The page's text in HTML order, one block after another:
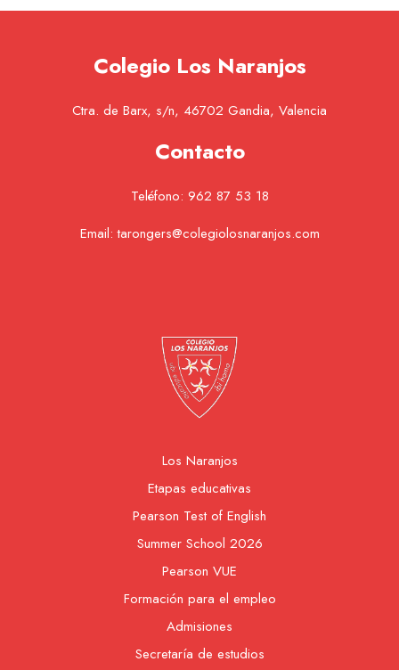
Colegio Los Naranjos
Ctra. de Barx, s/n, 46702 Gandia, Valencia
Contacto
Teléfono: 962 87 53 18
Email:tarongers@colegiolosnaranjos.com
Los Naranjos
Etapas educativas
Pearson Test of English
Summer School 2026
Pearson VUE
Formación para el empleo
Admisiones
Secretaría de estudios